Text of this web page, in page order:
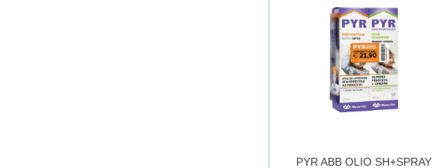
150ML AL
CARRELLO
PYR ABB OLIO SH+SPRAY